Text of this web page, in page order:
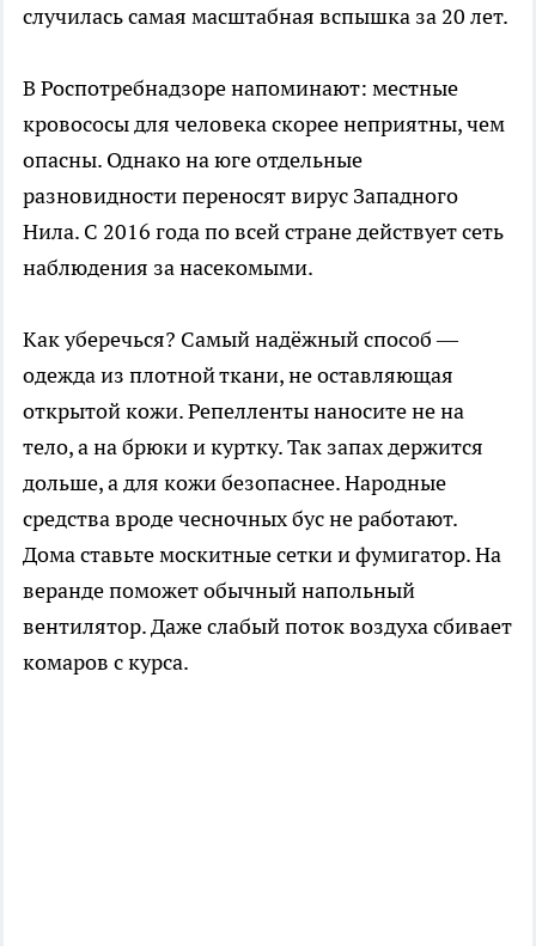
случилась самая масштабная вспышка за 20 лет.
В Роспотребнадзоре напоминают: местные
кровососы для человека скорее неприятны, чем
опасны. Однако на юге отдельные
разновидности переносят вирус Западного
Нила. С 2016 года по всей стране действует сеть
наблюдения за насекомыми.
Как уберечься? Самый надёжный способ —
одежда из плотной ткани, не оставляющая
открытой кожи. Репелленты наносите не на
тело, а на брюки и куртку. Так запах держится
дольше, а для кожи безопаснее. Народные
средства вроде чесночных бус не работают.
Дома ставьте москитные сетки и фумигатор. На
веранде поможет обычный напольный
вентилятор. Даже слабый поток воздуха сбивает
комаров с курса.